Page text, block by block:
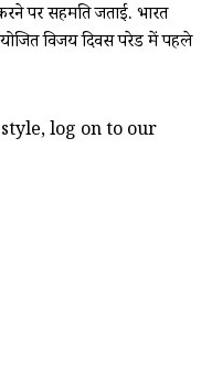
पर सहमति जताई. भारत
विजय दिवस परेड में पहले
log on to our